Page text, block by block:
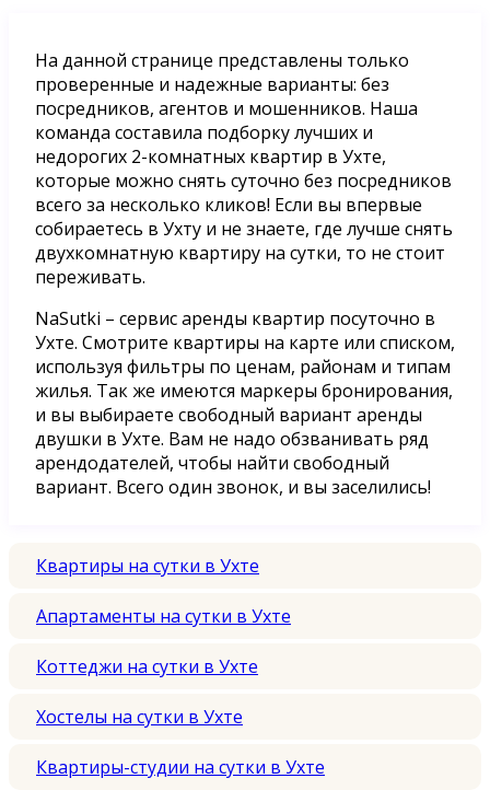
На данной странице представлены только
проверенные и надежные варианты: без
посредников, агентов и мошенников. Наша
команда составила подборку лучших и
недорогих 2-комнатных квартир в Ухте,
которые можно снять суточно без посредников
всего за несколько кликов! Если вы впервые
собираетесь в Ухту и не знаете, где лучше снять
двухкомнатную квартиру на сутки, то не стоит
переживать.
NaSutki – сервис аренды квартир посуточно в
Ухте. Смотрите квартиры на карте или списком,
используя фильтры по ценам, районам и типам
жилья. Так же имеются маркеры бронирования,
и вы выбираете свободный вариант аренды
двушки в Ухте. Вам не надо обзванивать ряд
арендодателей, чтобы найти свободный
вариант. Всего один звонок, и вы заселились!
Квартиры на сутки в Ухте
Апартаменты на сутки в Ухте
Коттеджи на сутки в Ухте
Хостелы на сутки в Ухте
Квартиры-студии на сутки в Ухте